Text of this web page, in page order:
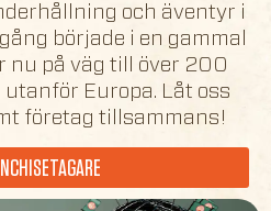
och äventyr i
började i en gammal
nu på väg till över 200
Europa. Låt oss
företag tillsammans!